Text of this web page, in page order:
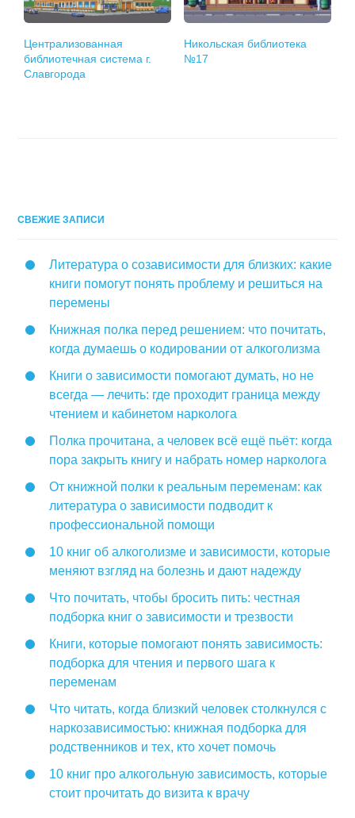
Централизованная
библиотечная система г.
Славгорода
Никольская библиотека
№17
СВЕЖИЕ ЗАПИСИ
Литература о созависимости для близких: какие
книги помогут понять проблему и решиться на
перемены
Книжная полка перед решением: что почитать,
когда думаешь о кодировании от алкоголизма
Книги о зависимости помогают думать, но не
всегда — лечить: где проходит граница между
чтением и кабинетом нарколога
Полка прочитана, а человек всё ещё пьёт: когда
пора закрыть книгу и набрать номер нарколога
От книжной полки к реальным переменам: как
литература о зависимости подводит к
профессиональной помощи
10 книг об алкоголизме и зависимости, которые
меняют взгляд на болезнь и дают надежду
Что почитать, чтобы бросить пить: честная
подборка книг о зависимости и трезвости
Книги, которые помогают понять зависимость:
подборка для чтения и первого шага к
переменам
Что читать, когда близкий человек столкнулся с
наркозависимостью: книжная подборка для
родственников и тех, кто хочет помочь
10 книг про алкогольную зависимость, которые
стоит прочитать до визита к врачу